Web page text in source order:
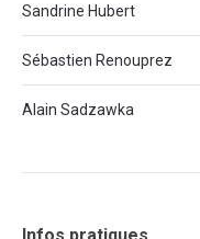
Sandrine Hubert
Sébastien Renouprez
Alain Sadzawka